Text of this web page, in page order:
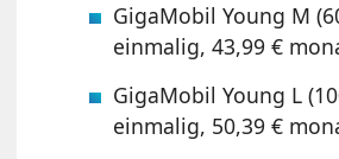
GigaMobil Young M
einmalig, 43,99 €
GigaMobil Young L
einmalig, 50,39 €